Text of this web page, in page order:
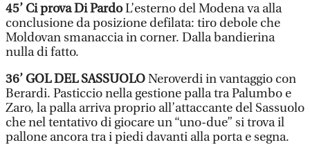
45’ Ci prova Di PardoL’esterno del Modena va alla
conclusione da posizione defilata: tiro debole che
Moldovan smanaccia in corner. Dalla bandierina
nulla di fatto.
36’ GOL DEL SASSUOLONeroverdi in vantaggio con
Berardi. Pasticcio nella gestione palla tra Palumbo e
Zaro, la palla arriva proprio all’attaccante del Sassuolo
che nel tentativo di giocare un “uno-due” si trova il
pallone ancora tra i piedi davanti alla porta e segna.